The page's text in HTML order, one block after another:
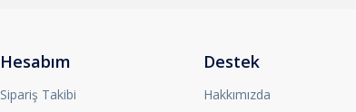
Hesabım
Sipariş Takibi
Destek
Hakkımızda